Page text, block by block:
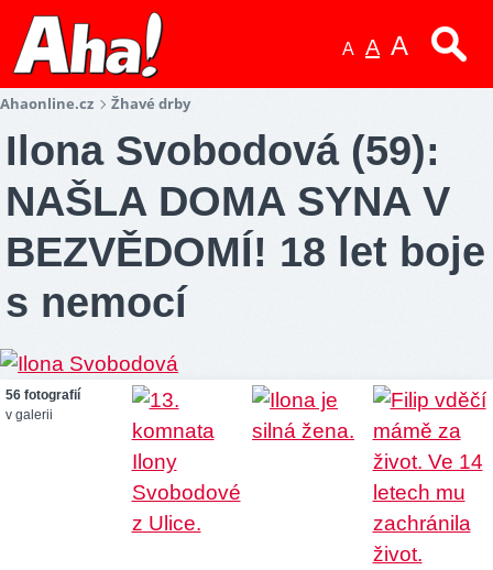
A A A
Ahaonline.cz Žhavé drby
Ilona Svobodová (59):
NAŠLA DOMA SYNA V
BEZVĚDOMÍ! 18 let boje
s nemocí
56 fotografií
v galerii